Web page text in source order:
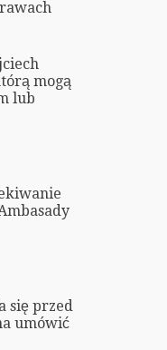
mogą
lub
się przed
umówić